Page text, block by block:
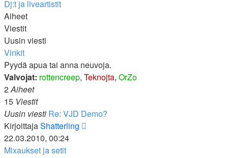
Dj:t ja liveartistit
Aiheet
Viestit
Uusin viesti
Vinkit
Pyydä apua tai anna neuvoja.
Valvojat: rottencreep, Teknojta, OrZo
2Aiheet
15 Viestit
Uusin viesti Re: VJD Demo?
KirjoittajaShatterling
22.03.2010, 00:24
Mixaukset ja setit